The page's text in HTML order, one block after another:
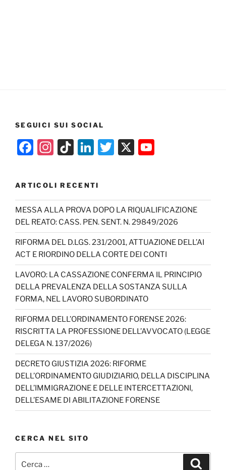
SEGUICI SUI SOCIAL
F
c
e
b
o
o
k
In
a
gr
a
m
Ti
T
o
k
Li
k
e
dI
n
T
er
X
T
u
b
e
C
h
a
n
n
el
ARTICOLI RECENTI
MESSA ALLA PROVA DOPO LA RIQUALIFICAZIONE
DEL REATO: CASS. PEN. SENT. N. 29849/2026
RIFORMA DEL D.LGS. 231/2001, ATTUAZIONE DELL’AI
ACT E RIORDINO DELLA CORTE DEI CONTI
LAVORO: LA CASSAZIONE CONFERMA IL PRINCIPIO
DELLA PREVALENZA DELLA SOSTANZA SULLA
FORMA, NEL LAVORO SUBORDINATO
RIFORMA DELL’ORDINAMENTO FORENSE 2026:
RISCRITTA LA PROFESSIONE DELL’AVVOCATO (LEGGE
DELEGA N. 137/2026)
DECRETO GIUSTIZIA 2026: RIFORME
DELL’ORDINAMENTO GIUDIZIARIO, DELLA DISCIPLINA
DELL’IMMIGRAZIONE E DELLE INTERCETTAZIONI,
DELL’ESAME DI ABILITAZIONE FORENSE
CERCA NEL SITO